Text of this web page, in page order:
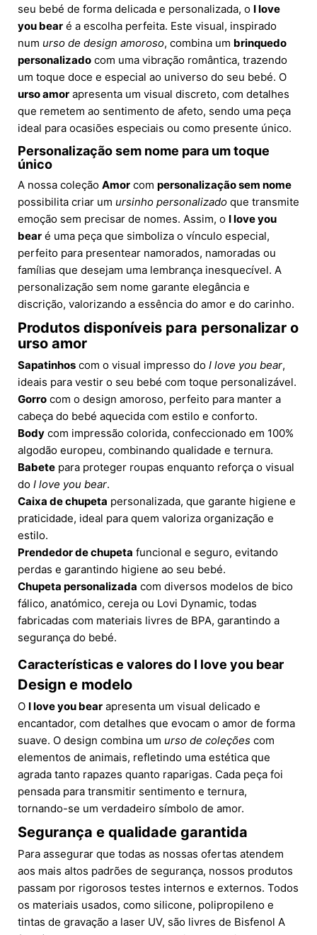
seu bebé de forma delicada e personalizada, o I love
you bear é a escolha perfeita. Este visual, inspirado
num urso de design amoroso, combina um brinquedo
personalizado com uma vibração romântica, trazendo
um toque doce e especial ao universo do seu bebé. O
urso amor apresenta um visual discreto, com detalhes
que remetem ao sentimento de afeto, sendo uma peça
ideal para ocasiões especiais ou como presente único.
Personalização sem nome para um toque
único
A nossa coleção Amor com personalização sem nome
possibilita criar um ursinho personalizado que transmite
emoção sem precisar de nomes. Assim, o I love you
bear é uma peça que simboliza o vínculo especial,
perfeito para presentear namorados, namoradas ou
famílias que desejam uma lembrança inesquecível. A
personalização sem nome garante elegância e
discrição, valorizando a essência do amor e do carinho.
Produtos disponíveis para personalizar o
urso amor
Sapatinhos com o visual impresso do I love you bear,
ideais para vestir o seu bebé com toque personalizável.
Gorro com o design amoroso, perfeito para manter a
cabeça do bebé aquecida com estilo e conforto.
Body com impressão colorida, confeccionado em 100%
algodão europeu, combinando qualidade e ternura.
Babete para proteger roupas enquanto reforça o visual
do I love you bear.
Caixa de chupeta personalizada, que garante higiene e
praticidade, ideal para quem valoriza organização e
estilo.
Prendedor de chupeta funcional e seguro, evitando
perdas e garantindo higiene ao seu bebé.
Chupeta personalizada com diversos modelos de bico
fálico, anatómico, cereja ou Lovi Dynamic, todas
fabricadas com materiais livres de BPA, garantindo a
segurança do bebé.
Características e valores do I love you bear
Design e modelo
O I love you bear apresenta um visual delicado e
encantador, com detalhes que evocam o amor de forma
suave. O design combina um urso de coleções com
elementos de animais, refletindo uma estética que
agrada tanto rapazes quanto raparigas. Cada peça foi
pensada para transmitir sentimento e ternura,
tornando-se um verdadeiro símbolo de amor.
Segurança e qualidade garantida
Para assegurar que todas as nossas ofertas atendem
aos mais altos padrões de segurança, nossos produtos
passam por rigorosos testes internos e externos. Todos
os materiais usados, como silicone, polipropileno e
tintas de gravação a laser UV, são livres de Bisfenol A